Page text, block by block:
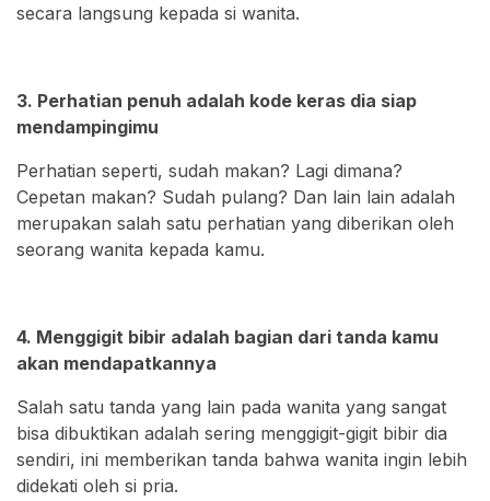
secara langsung kepada si wanita.
3. Perhatian penuh adalah kode keras dia siap
mendampingimu
Perhatian seperti, sudah makan? Lagi dimana?
Cepetan makan? Sudah pulang? Dan lain lain adalah
merupakan salah satu perhatian yang diberikan oleh
seorang wanita kepada kamu.
4. Menggigit bibir adalah bagian dari tanda kamu
akan mendapatkannya
Salah satu tanda yang lain pada wanita yang sangat
bisa dibuktikan adalah sering menggigit-gigit bibir dia
sendiri, ini memberikan tanda bahwa wanita ingin lebih
didekati oleh si pria.